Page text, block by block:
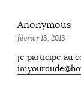
Anonymous
février 13, 2013 ·
je participe au